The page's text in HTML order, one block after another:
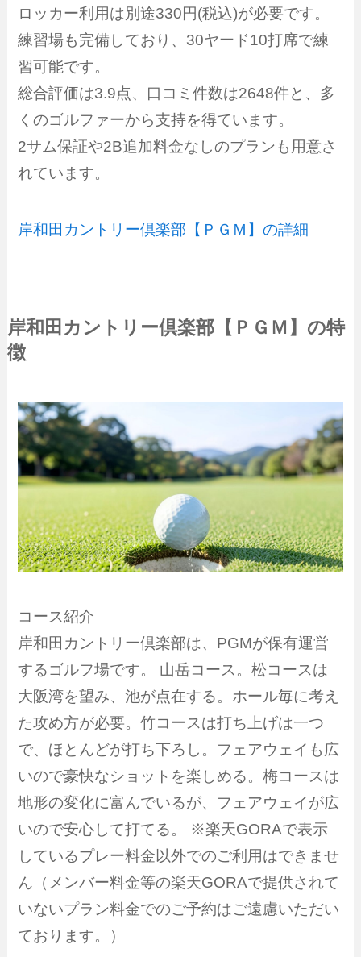
ロッカー利用は別途330円(税込)が必要です。
練習場も完備しており、30ヤード10打席で練
習可能です。
総合評価は3.9点、口コミ件数は2648件と、多
くのゴルファーから支持を得ています。
2サム保証や2B追加料金なしのプランも用意さ
れています。
岸和田カントリー倶楽部【ＰＧＭ】の詳細
岸和田カントリー倶楽部【ＰＧＭ】の特
徴
コース紹介
岸和田カントリー倶楽部は、PGMが保有運営
するゴルフ場です。 山岳コース。松コースは
大阪湾を望み、池が点在する。ホール毎に考え
た攻め方が必要。竹コースは打ち上げは一つ
で、ほとんどが打ち下ろし。フェアウェイも広
いので豪快なショットを楽しめる。梅コースは
地形の変化に富んでいるが、フェアウェイが広
いので安心して打てる。 ※楽天GORAで表示
しているプレー料金以外でのご利用はできませ
ん（メンバー料金等の楽天GORAで提供されて
いないプラン料金でのご予約はご遠慮いただい
ております。）